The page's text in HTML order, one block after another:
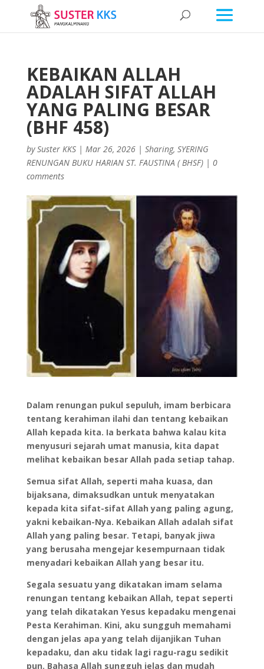
KEBAIKAN ALLAH
ADALAH SIFAT ALLAH
YANG PALING BESAR
(BHF 458)
bySuster KKS| Mar 26, 2026| Sharing, SYERING
RENUNGAN BUKU HARIAN ST. FAUSTINA ( BHSF)| 0
comments
Dalam renungan pukul sepuluh, imam berbicara
tentang kerahiman ilahi dan tentang kebaikan
Allah kepada kita. Ia berkata bahwa kalau kita
menyusuri sejarah umat manusia, kita dapat
melihat kebaikan besar Allah pada setiap tahap.
Semua sifat Allah, seperti maha kuasa, dan
bijaksana, dimaksudkan untuk menyatakan
kepada kita sifat-sifat Allah yang paling agung,
yakni kebaikan-Nya. Kebaikan Allah adalah sifat
Allah yang paling besar. Tetapi, banyak jiwa
yang berusaha mengejar kesempurnaan tidak
menyadari kebaikan Allah yang besar itu.
Segala sesuatu yang dikatakan imam selama
renungan tentang kebaikan Allah, tepat seperti
yang telah dikatakan Yesus kepadaku mengenai
Pesta Kerahiman. Kini, aku sungguh memahami
dengan jelas apa yang telah dijanjikan Tuhan
kepadaku, dan aku tidak lagi ragu-ragu sedikit
pun. Bahasa Allah sungguh jelas dan mudah